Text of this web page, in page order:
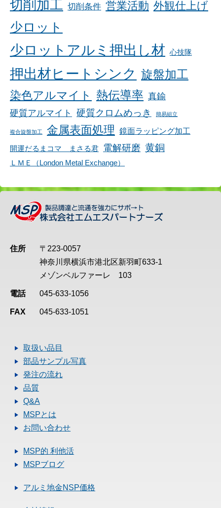
切削加工 切削条件 営業活動 外観仕上げ
少ロット
少ロットアルミ押出し材 心技隊
押出材ヒートシンク 旋盤加工
染色アルマイト 熱伝導率 真鍮
硬質アルマイト
硬質クロムめっき 簡易組立
複合旋盤加工 金属表面処理 鏡面ラッピング加工
開運だるまコマ まさる君 電解研磨 黄銅
ＬＭＥ（London Metal Exchange）
住所
〒223-0057
神奈川県横浜市港北区新羽町633-1
メゾンベルファーレ 103
電話 045-633-1056
FAX 045-633-1051
取扱い品目
部品サンプル写真
発注の流れ
品質
Q&A
MSPとは
お問い合わせ
MSP的 利他活
MSPブログ
アルミ地金NSP価格